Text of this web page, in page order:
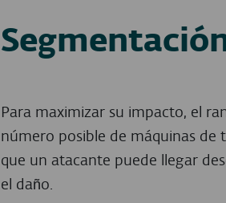
Para maximizar su impacto, el
número posible de máquinas de
que un atacante puede llegar
el daño.